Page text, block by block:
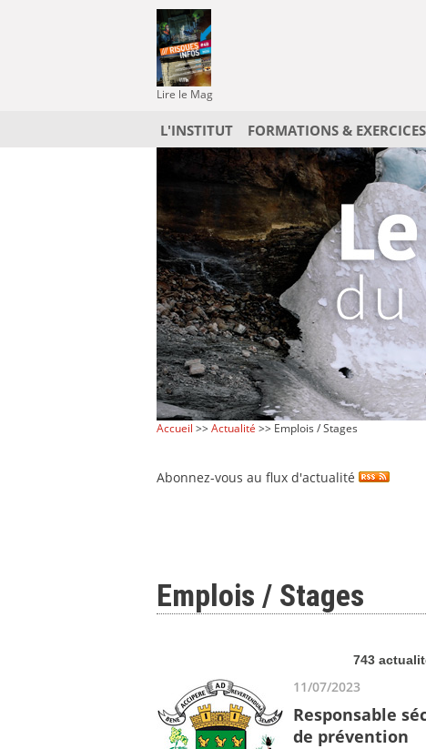
Lire le Mag
L'INSTITUT FORMATIONS & EXERCICES
Accueil >>Actualité >> Emplois / Stages
Abonnez-vous au flux d'actualité
Emplois / Stages
743
11/07/2023
Responsable
de prévention